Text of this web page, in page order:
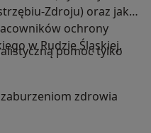
Zdroju) oraz jako
ochrony
w Rudzie Śląskiej.
pomoc tylko
zdrowia